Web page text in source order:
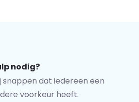
nodig?
snappen dat iedereen een
voorkeur heeft.